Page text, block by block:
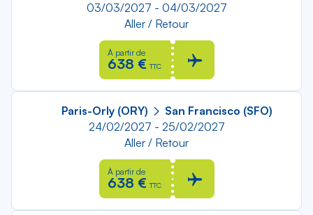
03/03/2027 - 04/03/2027
Aller / Retour
À partir de
638 € TTC
Paris-Orly (ORY)
San Francisco (SFO)
24/02/2027 - 25/02/2027
Aller / Retour
À partir de
638 € TTC